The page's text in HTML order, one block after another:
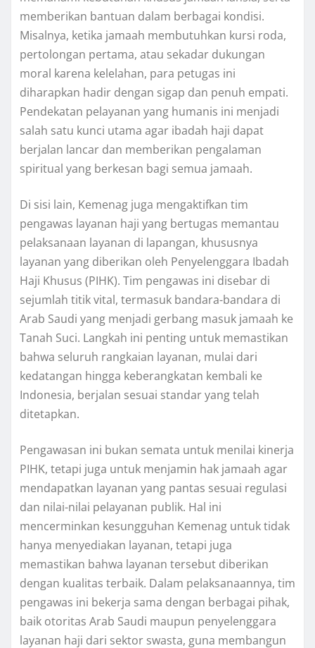
memberikan bantuan dalam berbagai kondisi.
Misalnya, ketika jamaah membutuhkan kursi roda,
pertolongan pertama, atau sekadar dukungan
moral karena kelelahan, para petugas ini
diharapkan hadir dengan sigap dan penuh empati.
Pendekatan pelayanan yang humanis ini menjadi
salah satu kunci utama agar ibadah haji dapat
berjalan lancar dan memberikan pengalaman
spiritual yang berkesan bagi semua jamaah.
Di sisi lain, Kemenag juga mengaktifkan tim
pengawas layanan haji yang bertugas memantau
pelaksanaan layanan di lapangan, khususnya
layanan yang diberikan oleh Penyelenggara Ibadah
Haji Khusus (PIHK). Tim pengawas ini disebar di
sejumlah titik vital, termasuk bandara-bandara di
Arab Saudi yang menjadi gerbang masuk jamaah ke
Tanah Suci. Langkah ini penting untuk memastikan
bahwa seluruh rangkaian layanan, mulai dari
kedatangan hingga keberangkatan kembali ke
Indonesia, berjalan sesuai standar yang telah
ditetapkan.
Pengawasan ini bukan semata untuk menilai kinerja
PIHK, tetapi juga untuk menjamin hak jamaah agar
mendapatkan layanan yang pantas sesuai regulasi
dan nilai-nilai pelayanan publik. Hal ini
mencerminkan kesungguhan Kemenag untuk tidak
hanya menyediakan layanan, tetapi juga
memastikan bahwa layanan tersebut diberikan
dengan kualitas terbaik. Dalam pelaksanaannya, tim
pengawas ini bekerja sama dengan berbagai pihak,
baik otoritas Arab Saudi maupun penyelenggara
layanan haji dari sektor swasta, guna membangun